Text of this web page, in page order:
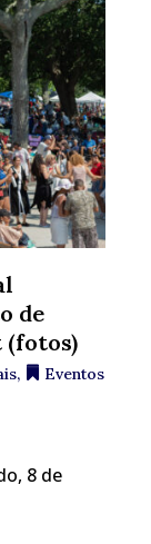
de
(fotos)
,
Eventos
8 de